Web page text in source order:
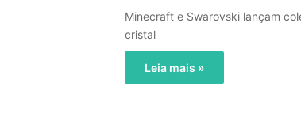
Minecraft e Swarovski lançam
cristal
Leia mais »